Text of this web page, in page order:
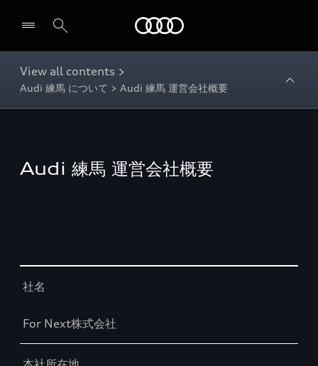
View all contents >
Audi 練馬 について > Audi 練馬 運営会社概要
Audi 練馬 運営会社概要
社名
For Next株式会社